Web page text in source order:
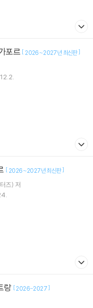
포르 [ 2026~2027년 최신판]
[ 2026~2027년 최신판]
즈) 저
랑 [2026-2027]